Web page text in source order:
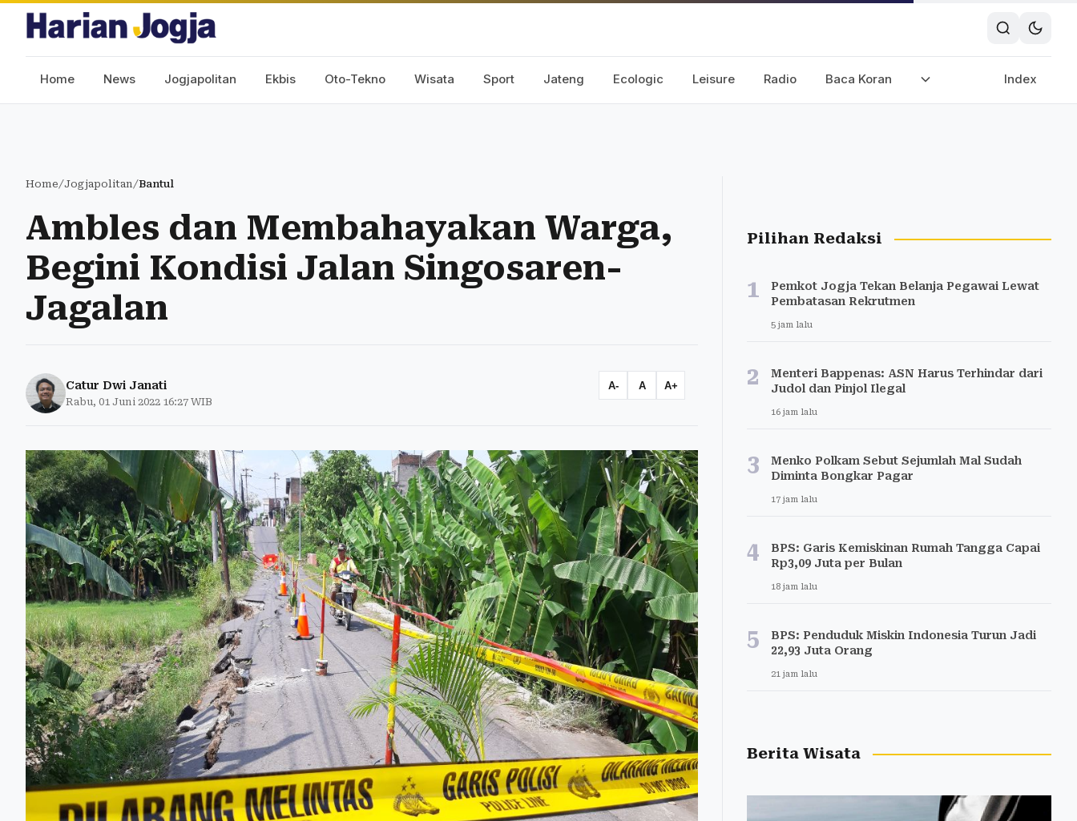
Home News Jogjapolitan Ekbis Oto-Tekno Wisata Sport Jateng Ecologic Leisure Radio Baca Koran Index
Home/Jogjapolitan/Bantul
Ambles dan Membahayakan Warga,
Begini Kondisi Jalan Singosaren-
Jagalan
Catur Dwi Janati
Rabu, 01 Juni 2022 16:27 WIB
A- A A+
Pilihan Redaksi
1
Pemkot Jogja Tekan Belanja Pegawai Lewat
Pembatasan Rekrutmen
5 jam lalu
2
Menteri Bappenas: ASN Harus Terhindar dari
Judol dan Pinjol Ilegal
16 jam lalu
3
Menko Polkam Sebut Sejumlah Mal Sudah
Diminta Bongkar Pagar
17 jam lalu
4
BPS: Garis Kemiskinan Rumah Tangga Capai
Rp3,09 Juta per Bulan
18 jam lalu
5
BPS: Penduduk Miskin Indonesia Turun Jadi
22,93 Juta Orang
21 jam lalu
Berita Wisata